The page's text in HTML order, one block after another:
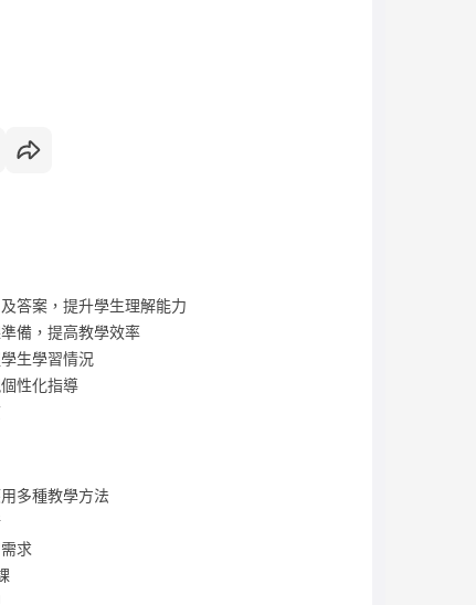
答案，提升學生理解能力
備，提高教學效率
生學習情況
性化指導
多種教學方法
求